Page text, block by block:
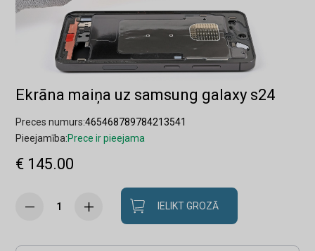
Ekrāna maiņa uz samsung galaxy s24
Preces numurs:465468789784213541
Pieejamība:Prece ir pieejama
€ 145.00
IELIKT GROZĀ